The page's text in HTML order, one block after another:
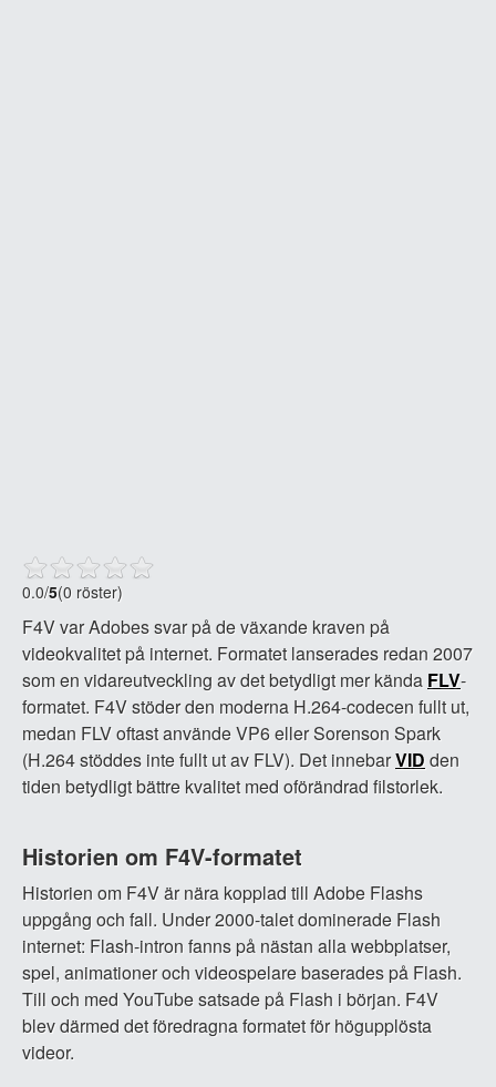
0.0/5(0 röster)
F4V var Adobes svar på de växande kraven på
videokvalitet på internet. Formatet lanserades redan 2007
som en vidareutveckling av det betydligt mer kända FLV-
formatet. F4V stöder den moderna H.264-codecen fullt ut,
medan FLV oftast använde VP6 eller Sorenson Spark
(H.264 stöddes inte fullt ut av FLV). Det innebarVID den
tiden betydligt bättre kvalitet med oförändrad filstorlek.
Historien om F4V-formatet
Historien om F4V är nära kopplad till Adobe Flashs
uppgång och fall. Under 2000-talet dominerade Flash
internet: Flash-intron fanns på nästan alla webbplatser,
spel, animationer och videospelare baserades på Flash.
Till och med YouTube satsade på Flash i början. F4V
blev därmed det föredragna formatet för högupplösta
videor.